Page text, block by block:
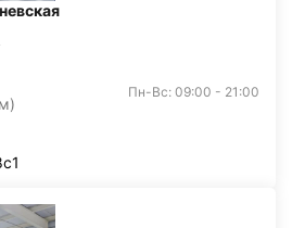
Пн-Вс: 09:00 - 21:00